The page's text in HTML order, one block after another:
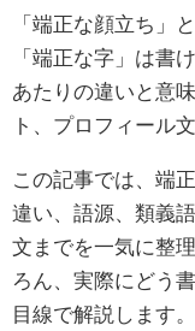
「端正な顔立ち」
「端正な字」は
あたりの違いと意
ト、プロフィール
この記事では、端
違い、語源、類義
文までを一気に整
ろん、実際にどう
目線で解説します。